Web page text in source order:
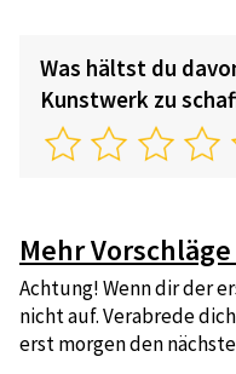
Was hältst du
Kunstwerk zu
Mehr
Achtung! Wenn dir der
nicht auf. Verabrede
erst morgen den